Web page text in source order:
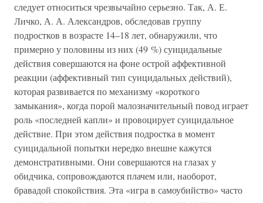
следует относиться чрезвычайно серьезно. Так, А. Е.
Личко, А. А. Александров, обследовав группу
подростков в возрасте 14–18 лет, обнаружили, что
примерно у половины из них (49 %) суицидальные
действия совершаются на фоне острой аффективной
реакции (аффективный тип суицидальных действий),
которая развивается по механизму «короткого
замыкания», когда порой малозначительный повод играет
роль «последней капли» и провоцирует суицидальное
действие. При этом действия подростка в момент
суицидальной попытки нередко внешне кажутся
демонстративными. Они совершаются на глазах у
обидчика, сопровождаются плачем или, наоборот,
бравадой спокойствия. Эта «игра в самоубийство» часто